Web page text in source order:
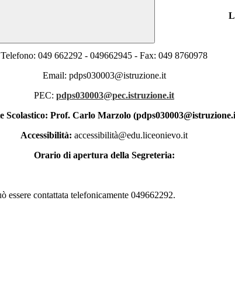
Telefono: 049 662292 - 049662945 - Fax: 049 8760978
Email: pdps030003@istruzione.it
PEC: pdps030003@pec.istruzione.it
Scolastico: Prof. Carlo Marzolo (pdps030003
Accessibilità: accessibilità@edu.liceonievo.it
Orario di apertura della Segreteria:
essere contattata telefonicamente 049662292.